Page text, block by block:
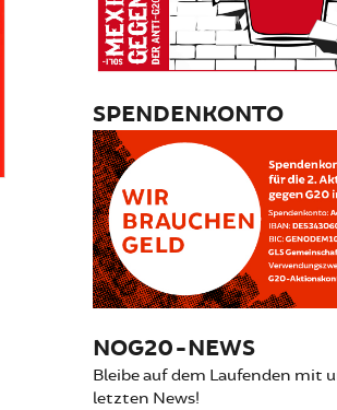
SPENDENKONTO
NOG20-NEWS
Bleibe auf dem Laufenden mit
letzten News!